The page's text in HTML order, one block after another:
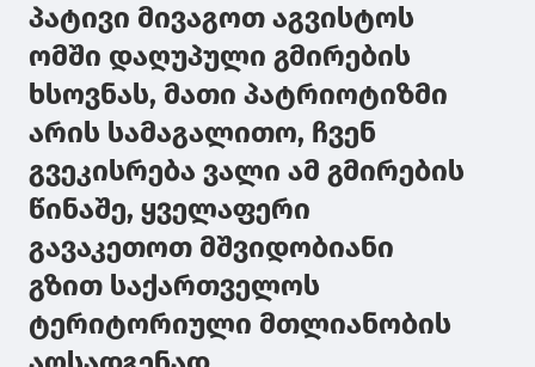
პატივი მივაგოთ აგვისტოს
ომში დაღუპული გმირების
ხსოვნას, მათი პატრიოტიზმი
არის სამაგალითო, ჩვენ
გვეკისრება ვალი ამ გმირების
წინაშე, ყველაფერი
გავაკეთოთ მშვიდობიანი
გზით საქართველოს
ტერიტორიული მთლიანობის